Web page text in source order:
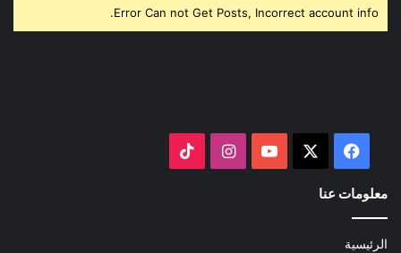
Error Can not Get Posts, Incorrect account info.
فيسبوك ‫YouTubeانستقرام
معلومات عنا
الرئيسية